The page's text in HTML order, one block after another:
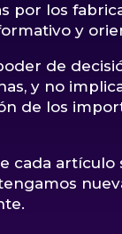
por los
y
de
y no
de los
cada artículo